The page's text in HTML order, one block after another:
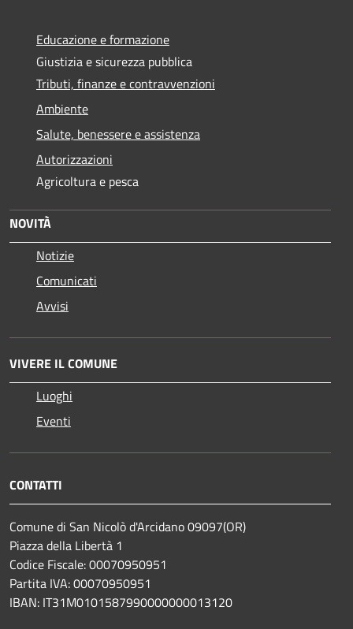
Educazione e formazione
Giustizia e sicurezza pubblica
Tributi, finanze e contravvenzioni
Ambiente
Salute, benessere e assistenza
Autorizzazioni
Agricoltura e pesca
NOVITÀ
Notizie
Comunicati
Avvisi
VIVERE IL COMUNE
Luoghi
Eventi
CONTATTI
Comune di San Nicolò d'Arcidano 09097(OR)
Piazza della Libertà 1
Codice Fiscale: 00070950951
Partita IVA: 00070950951
IBAN: IT31M0101587990000000013120